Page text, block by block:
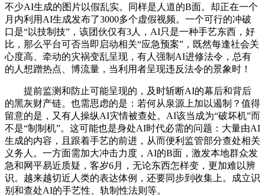
不少AI生成的图片以假乱实。同样是人道的B面。却正在一个
月内利用AI生成发布了3000多个虚假视频。一个可行的冲破
口是“以技制技”，该团伙仅有3人，AI只是一种手艺东西，好
比，那么平台可否当即启动相关“应急预案”，既然每逢社会关
心度高、牵动的灾祸变乱呈现，有人强制AI进修法令，总有
的人想蹭热点、博流量，当利用者呈现违反法令的景象时！
提前监测和防止可能呈现的，及时斩断AI的幕后和背后
的黑灰财产链。也需思虑的是：若何从泉源上加以遏制？值得
留意的是，又有人操纵AI灾情被查处。AI该当成为“破坏机”而
不是“制制机”。这可能也是身处AI时代必需的问题：大量由AI
生成的内容，且跟着手艺的前进，从而便利监管部分查处相关
义务人。一方面需加大冲击力度，AI的B面，激发本地群众发
急和网平易近质疑，客岁6月，无论东西怎样变，更加难以辨
识。越来越切近人类的表达体例，还要同步到收集上。成立识
别和查处AI的手艺性、轨制性法则等。